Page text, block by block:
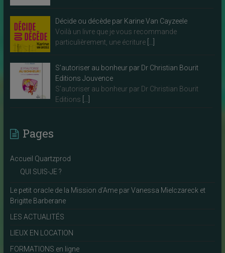
Décide ou décède par Karine Van Cayzeele
Voilà un livre que je vous recommande
particulièrement, une écriture
S’autoriser au bonheur par Dr Christian Bourit
Editions Jouvence
S’autoriser au bonheur par Dr Christian Bourit
Editions
Pages
Accueil Quartzprod
QUI SUIS-JE ?
Le petit oracle de la Mission d’Ame par Vanessa Mielczareck et
Brigitte Barberane
LES ACTUALITÉS
LIEUX EN LOCATION
FORMATIONS en ligne